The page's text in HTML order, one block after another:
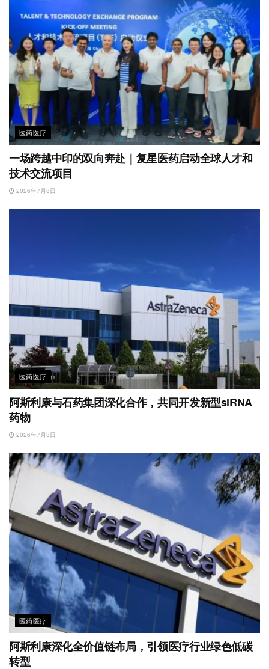
医药医疗
一场跨越中印的双向奔赴｜复星医药启动全球人才和
技术交流项目
2026年7月8日
医药医疗
阿斯利康与石药集团深化合作，共同开发新型siRNA
药物
2026年7月3日
医药医疗
阿斯利康深化全价值链布局，引领医疗行业绿色低碳
转型